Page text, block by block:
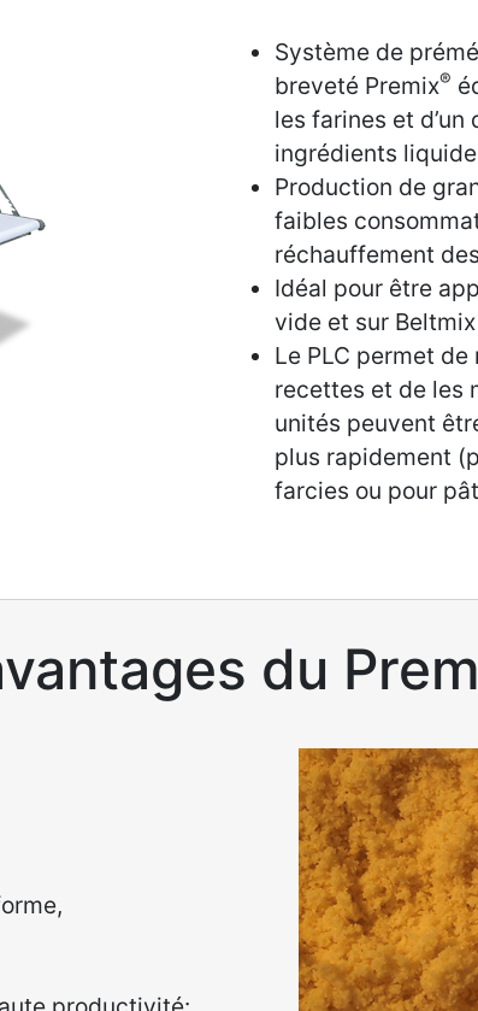
Système de
breveté Premix®
les farines et
ingrédients
Production de
faibles
réchauffement
Idéal pour être
vide et sur
Le PLC permet
recettes et de les
unités peuvent
plus rapidement
farcies ou pour
du